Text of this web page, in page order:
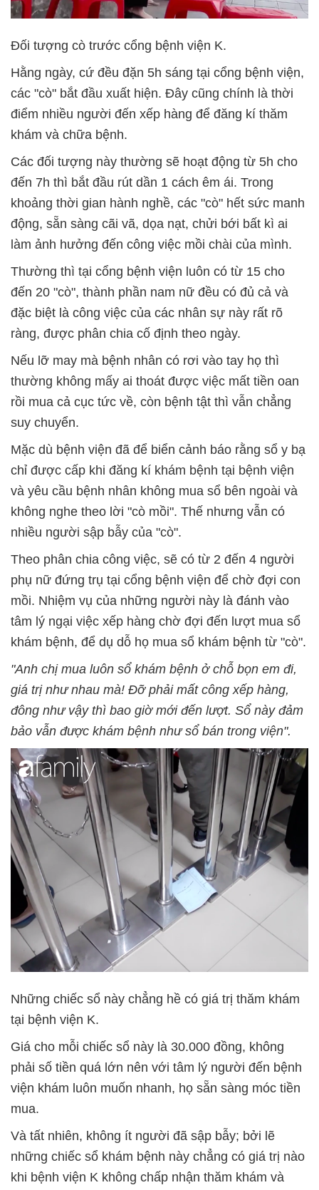
Đối tượng cò trước cổng bệnh viện K.
Hằng ngày, cứ đều đặn 5h sáng tại cổng bệnh viện,
các "cò" bắt đầu xuất hiện. Đây cũng chính là thời
điểm nhiều người đến xếp hàng để đăng kí thăm
khám và chữa bệnh.
Các đối tượng này thường sẽ hoạt động từ 5h cho
đến 7h thì bắt đầu rút dần 1 cách êm ái. Trong
khoảng thời gian hành nghề, các "cò" hết sức manh
động, sẵn sàng cãi vã, dọa nạt, chửi bới bất kì ai
làm ảnh hưởng đến công việc mồi chài của mình.
Thường thì tại cổng bệnh viện luôn có từ 15 cho
đến 20 "cò", thành phần nam nữ đều có đủ cả và
đặc biệt là công việc của các nhân sự này rất rõ
ràng, được phân chia cố định theo ngày.
Nếu lỡ may mà bệnh nhân có rơi vào tay họ thì
thường không mấy ai thoát được việc mất tiền oan
rồi mua cả cục tức về, còn bệnh tật thì vẫn chẳng
suy chuyển.
Mặc dù bệnh viện đã để biển cảnh báo rằng sổ y bạ
chỉ được cấp khi đăng kí khám bệnh tại bệnh viện
và yêu cầu bệnh nhân không mua sổ bên ngoài và
không nghe theo lời "cò mồi". Thế nhưng vẫn có
nhiều người sập bẫy của "cò".
Theo phân chia công việc, sẽ có từ 2 đến 4 người
phụ nữ đứng trụ tại cổng bệnh viện để chờ đợi con
mồi. Nhiệm vụ của những người này là đánh vào
tâm lý ngại việc xếp hàng chờ đợi đến lượt mua sổ
khám bệnh, để dụ dỗ họ mua sổ khám bệnh từ "cò".
"Anh chị mua luôn sổ khám bệnh ở chỗ bọn em đi,
giá trị như nhau mà! Đỡ phải mất công xếp hàng,
đông như vậy thì bao giờ mới đến lượt. Sổ này đảm
bảo vẫn được khám bệnh như sổ bán trong viện".
Những chiếc sổ này chẳng hề có giá trị thăm khám
tại bệnh viện K.
Giá cho mỗi chiếc sổ này là 30.000 đồng, không
phải số tiền quá lớn nên với tâm lý người đến bệnh
viện khám luôn muốn nhanh, họ sẵn sàng móc tiền
mua.
Và tất nhiên, không ít người đã sập bẫy; bởi lẽ
những chiếc sổ khám bệnh này chẳng có giá trị nào
khi bệnh viện K không chấp nhận thăm khám và